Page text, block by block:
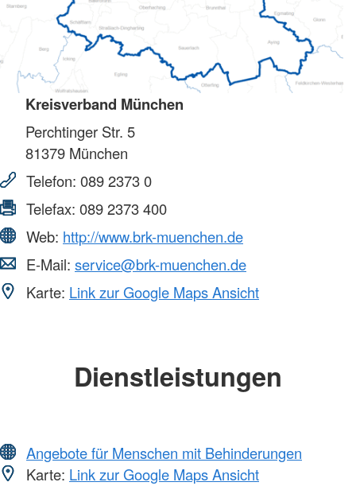
Kreisverband München
Perchtinger Str. 5
81379 München
Telefon: 089 2373 0
Telefax: 089 2373 400
Web: http://www.brk-muenchen.de
E-Mail: service@brk-muenchen.de
Karte: Link zur Google Maps Ansicht
Dienstleistungen
Angebote für Menschen mit Behinderungen
Karte: Link zur Google Maps Ansicht